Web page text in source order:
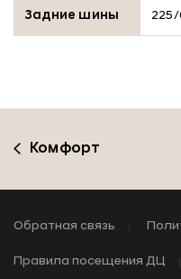
Задние шины 225/
Комфорт
Обратная связь
Правила посещения ДЦ